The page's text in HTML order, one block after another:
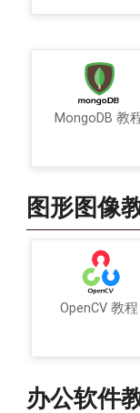
MongoDB 教
图形图像
OpenCV 教程
办公软件